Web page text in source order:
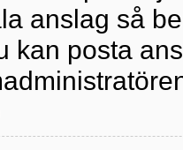
anslag så
kan posta